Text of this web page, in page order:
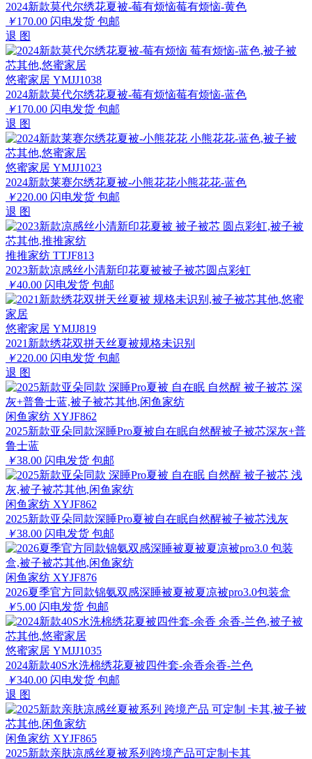
2024新款莫代尔绣花夏被-莓有烦恼莓有烦恼-黄色
￥170.00 闪电发货 包邮
退 图
悠蜜家居 YMJJ1038
2024新款莫代尔绣花夏被-莓有烦恼莓有烦恼-蓝色
￥170.00 闪电发货 包邮
退 图
悠蜜家居 YMJJ1023
2024新款莱赛尔绣花夏被-小熊花花小熊花花-蓝色
￥220.00 闪电发货 包邮
退 图
推推家纺 TTJF813
2023新款凉感丝小清新印花夏被被子被芯圆点彩虹
￥40.00 闪电发货 包邮
悠蜜家居 YMJJ819
2021新款绣花双拼天丝夏被规格未识别
￥220.00 闪电发货 包邮
退 图
闲鱼家纺 XYJF862
2025新款亚朵同款深睡Pro夏被自在眠自然醒被子被芯深灰+普
鲁士蓝
￥38.00 闪电发货 包邮
闲鱼家纺 XYJF862
2025新款亚朵同款深睡Pro夏被自在眠自然醒被子被芯浅灰
￥38.00 闪电发货 包邮
闲鱼家纺 XYJF876
2026夏季官方同款锦氨双感深睡被夏被夏凉被pro3.0包装盒
￥5.00 闪电发货 包邮
悠蜜家居 YMJJ1035
2024新款40S水洗棉绣花夏被四件套-余香余香-兰色
￥340.00 闪电发货 包邮
退 图
闲鱼家纺 XYJF865
2025新款亲肤凉感丝夏被系列跨境产品可定制卡其